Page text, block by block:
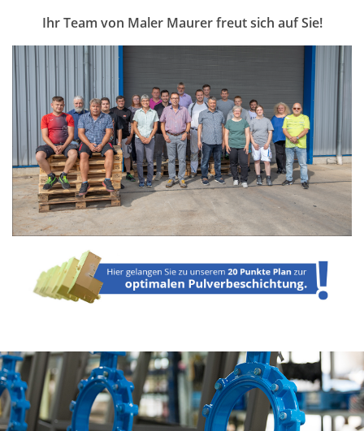
Ihr Team von Maler Maurer freut sich auf Sie!